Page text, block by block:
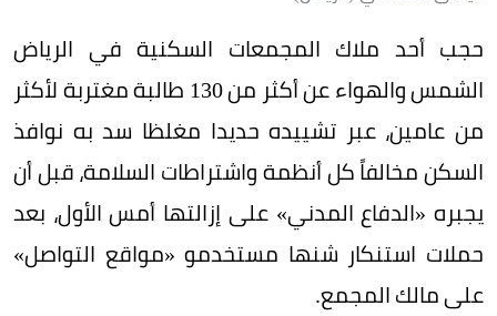
حجب أحد ملاك المجمعات السكنية في الرياض
الشمس والهواء عن أكثر من 130 طالبة مغتربة لأكثر
من عامين، عبر تشييده حديدا مغلظا سد به نوافذ
السكن مخالفاً كل أنظمة واشتراطات السلامة، قبل أن
يجبره «الدفاع المدني» على إزالتها أمس الأول، بعد
حملات استنكار شنها مستخدمو «مواقع التواصل»
على مالك المجمع.